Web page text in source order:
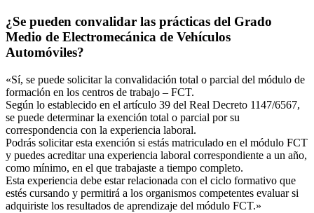
¿Se pueden convalidar las prácticas del Grado
Medio de Electromecánica de Vehículos
Automóviles?
«Sí, se puede solicitar la convalidación total o parcial del módulo de
formación en los centros de trabajo – FCT.
Según lo establecido en el artículo 39 del Real Decreto 1147/6567,
se puede determinar la exención total o parcial por su
correspondencia con la experiencia laboral.
Podrás solicitar esta exención si estás matriculado en el módulo FCT
y puedes acreditar una experiencia laboral correspondiente a un año,
como mínimo, en el que trabajaste a tiempo completo.
Esta experiencia debe estar relacionada con el ciclo formativo que
estés cursando y permitirá a los organismos competentes evaluar si
adquiriste los resultados de aprendizaje del módulo FCT.»